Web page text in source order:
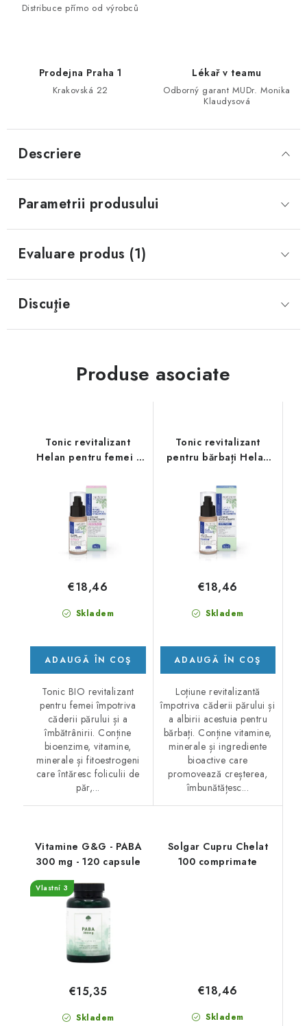
Distribuce přímo od výrobců
Prodejna Praha 1
Krakovská 22
Lékař v teamu
Odborný garant MUDr. Monika
Klaudysová
Descriere
Parametrii produsului
Evaluare produs (1)
Discuţie
Produse asociate
Tonic revitalizant
Helan pentru femei -
părului
Skladem
€18,46
ADAUGĂ ÎN COŞ
Tonic BIO revitalizant
pentru femei împotriva
căderii părului și a
îmbătrânirii. Conține
bioenzime, vitamine,
minerale și fitoestrogeni
care întăresc foliculii de
păr,...
Tonic revitalizant
pentru bărbați Helan
cădere a părului
Skladem
€18,46
ADAUGĂ ÎN COŞ
Loțiune revitalizantă
împotriva căderii părului și
a albirii acestuia pentru
bărbați. Conține vitamine,
minerale și ingrediente
bioactive care
promovează creșterea,
îmbunătățesc...
Vitamine G&G - PABA
300 mg - 120 capsule
Vlastní 3
Skladem
€15,35
Solgar Cupru Chelat
100 comprimate
Skladem
€18,46